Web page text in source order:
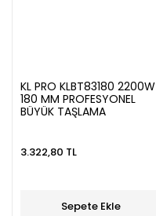
KL PRO KLBT83180 2200W
180 MM PROFESYONEL
BÜYÜK TAŞLAMA
3.322,80 TL
Sepete Ekle